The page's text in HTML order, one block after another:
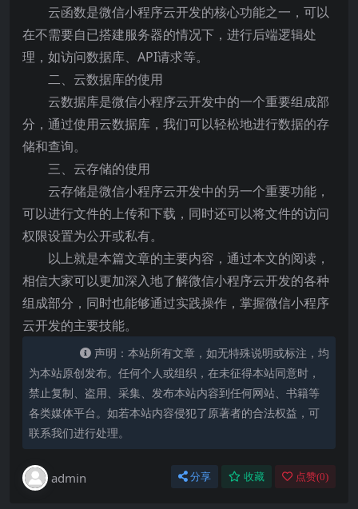
云函数是微信小程序云开发的核心功能之一，可以
在不需要自已搭建服务器的情况下，进行后端逻辑处
理，如访问数据库、API请求等。
二、云数据库的使用
云数据库是微信小程序云开发中的一个重要组成部
分，通过使用云数据库，我们可以轻松地进行数据的存
储和查询。
三、云存储的使用
云存储是微信小程序云开发中的另一个重要功能，
可以进行文件的上传和下载，同时还可以将文件的访问
权限设置为公开或私有。
以上就是本篇文章的主要内容，通过本文的阅读，
相信大家可以更加深入地了解微信小程序云开发的各种
组成部分，同时也能够通过实践操作，掌握微信小程序
云开发的主要技能。
声明：本站所有文章，如无特殊说明或标注，均
为本站原创发布。任何个人或组织，在未征得本站同意时，
禁止复制、盗用、采集、发布本站内容到任何网站、书籍等
各类媒体平台。如若本站内容侵犯了原著者的合法权益，可
联系我们进行处理。
admin 分享 收藏 点赞(0)